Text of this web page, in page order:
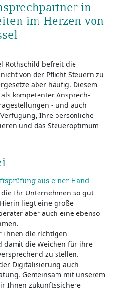
in
im Herzen von
Rothschild befreit die
von der Pflicht Steuern zu
aber häufig. Diesem
kom­petenter Ansprech­
- und auch
Ihre persönliche
und das Steueroptimum
aus einer Hand
Ihr Unternehmen so gut
liegt eine große
aber auch eine ebenso
Ihnen die richtigen
damit die Weichen für ihre
zu stellen.
Digitalisierung auch
Gemeinsam mit unserem
Ihnen zukunftssichere